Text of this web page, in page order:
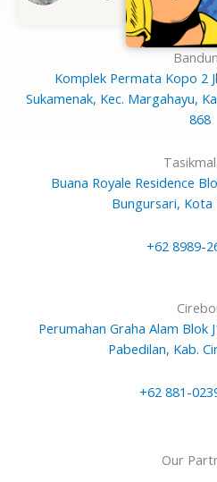
Komplek Permata Kopo 2
Sukamenak, Kec. Margahayu,
868
Buana Royale Residence
Bungursari, Kota
+62 8989-
Perumahan Graha Alam Blok
Pabedilan, Kab.
+62 881-
Our